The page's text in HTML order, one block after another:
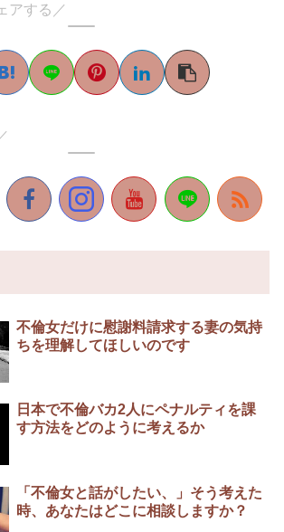
アする／
不倫女だけに慰謝料請求する妻の気持
ちを理解してほしいのです
日本で不倫バカ2人にペナルティを課
す方法をどのように考えるか
「不倫女と話がしたい、」そう考えた
時、あなたはどこに相談しますか？